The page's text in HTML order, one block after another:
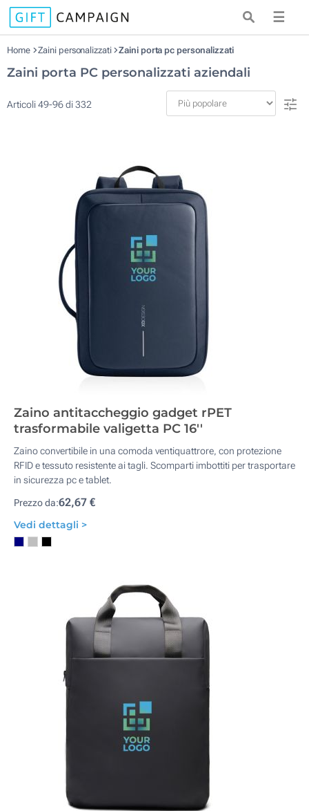
☰
Home Zaini personalizzati Zaini porta pc personalizzati
Zaini porta PC personalizzati aziendali
Articoli49-96di332
Zaino antitaccheggio gadget rPET
trasformabile valigetta PC 16''
Zaino convertibile in una comoda ventiquattrore, con protezione
RFID e tessuto resistente ai tagli. Scomparti imbottiti per trasportare
in sicurezza pc e tablet.
Prezzo da:62,67 €
Vedi dettagli >